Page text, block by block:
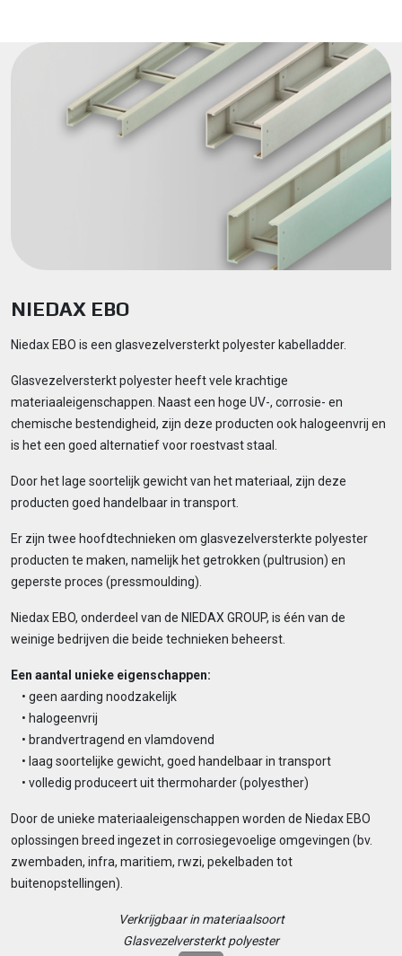
NIEDAX EBO
Niedax EBO is een glasvezelversterkt polyester kabelladder.
Glasvezelversterkt polyester heeft vele krachtige
materiaaleigenschappen. Naast een hoge UV-, corrosie- en
chemische bestendigheid, zijn deze producten ook halogeenvrij en
is het een goed alternatief voor roestvast staal.
Door het lage soortelijk gewicht van het materiaal, zijn deze
producten goed handelbaar in transport.
Er zijn twee hoofdtechnieken om glasvezelversterkte polyester
producten te maken, namelijk het getrokken (pultrusion) en
geperste proces (pressmoulding).
Niedax EBO, onderdeel van de NIEDAX GROUP, is één van de
weinige bedrijven die beide technieken beheerst.
Een aantal unieke eigenschappen:
• geen aarding noodzakelijk
• halogeenvrij
• brandvertragend en vlamdovend
• laag soortelijke gewicht, goed handelbaar in transport
• volledig produceert uit thermoharder (polyesther)
Door de unieke materiaaleigenschappen worden de Niedax EBO
oplossingen breed ingezet in corrosiegevoelige omgevingen (bv.
zwembaden, infra, maritiem, rwzi, pekelbaden tot
buitenopstellingen).
Verkrijgbaar in materiaalsoort
Glasvezelversterkt polyester